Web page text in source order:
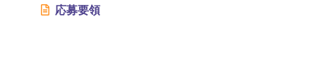
応募要領